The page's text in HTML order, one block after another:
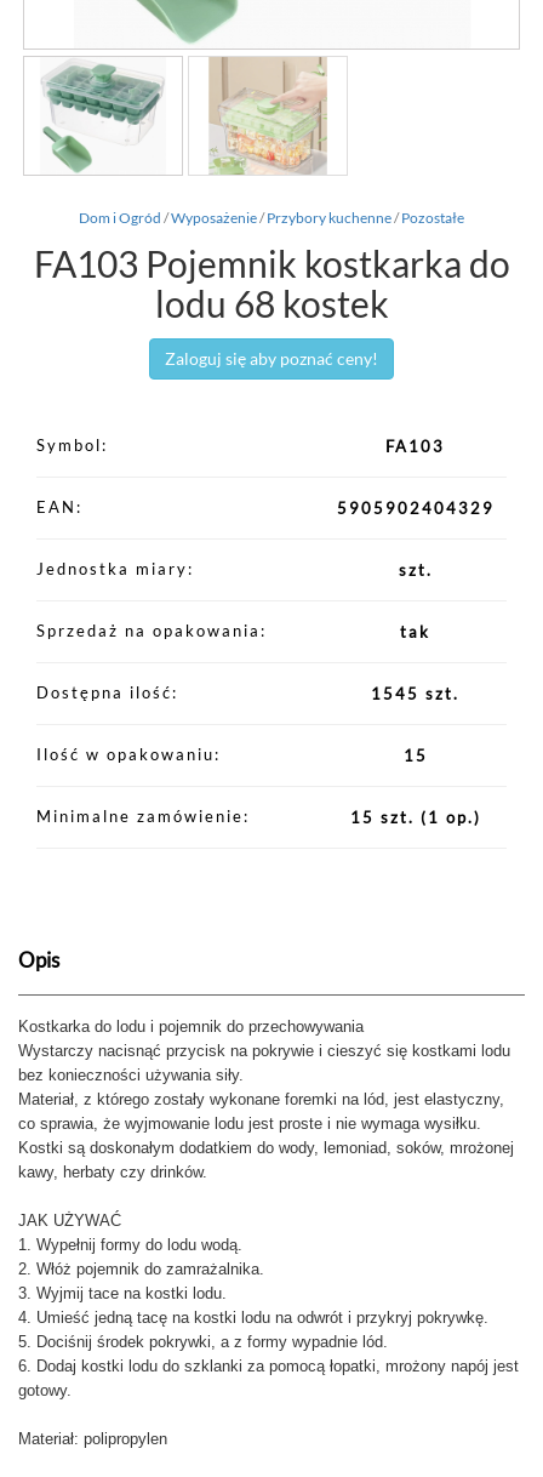
Dom i Ogród /Wyposażenie/Przybory kuchenne/Pozostałe
FA103 Pojemnik kostkarka do
lodu 68 kostek
Zaloguj się aby poznać ceny!
Symbol FA103
EAN 5905902404329
Jednostka miary szt.
Sprzedaż na opakowania tak
Dostępna ilość 1545 szt.
Ilość w opakowaniu 15
Minimalne zamówienie 15 szt. (1 op.)
Opis
Kostkarka do lodu i pojemnik do przechowywania
Wystarczy nacisnąć przycisk na pokrywie i cieszyć się kostkami lodu
bez konieczności używania siły.
Materiał, z którego zostały wykonane foremki na lód, jest elastyczny,
co sprawia, że wyjmowanie lodu jest proste i nie wymaga wysiłku.
Kostki są doskonałym dodatkiem do wody, lemoniad, soków, mrożonej
kawy, herbaty czy drinków.
JAK UŻYWAĆ
1. Wypełnij formy do lodu wodą.
2. Włóż pojemnik do zamrażalnika.
3. Wyjmij tace na kostki lodu.
4. Umieść jedną tacę na kostki lodu na odwrót i przykryj pokrywkę.
5. Dociśnij środek pokrywki, a z formy wypadnie lód.
6. Dodaj kostki lodu do szklanki za pomocą łopatki, mrożony napój jest
gotowy.
Materiał: polipropylen